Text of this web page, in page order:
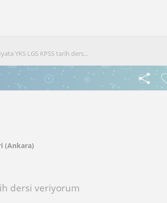
YKS LGS KPSS tarih ders...
(Ankara)
dersi veriyorum